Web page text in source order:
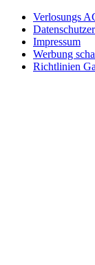
Verlosungs
Impressum
Werbung
Richtlinien